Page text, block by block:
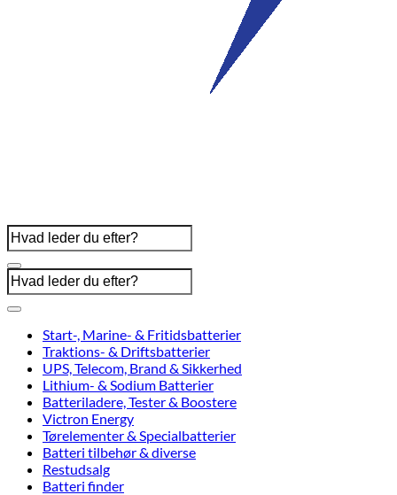
Start-, Marine- & Fritidsbatterier
Traktions- & Driftsbatterier
UPS, Telecom, Brand & Sikkerhed
Lithium- & Sodium Batterier
Batteriladere, Tester & Boostere
Victron Energy
Tørelementer & Specialbatterier
Batteri tilbehør & diverse
Restudsalg
Batteri finder